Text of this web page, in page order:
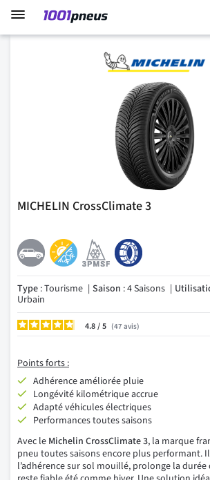
MICHELIN CrossClimate 3
Type : Tourisme Saison : 4 Saisons
Urbain
4.8/ 47 avis
Points forts :
Adhérence améliorée pluie
Longévité kilométrique accrue
Adapté véhicules électriques
Performances toutes saisons
Avec le Michelin CrossClimate 3, la marque
pneu toutes saisons encore plus performant.
l’adhérence sur sol mouillé, prolonge la